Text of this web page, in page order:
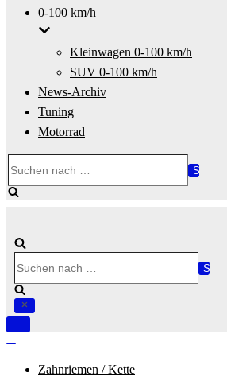
0-100 km/h
Kleinwagen 0-100 km/h
SUV 0-100 km/h
News-Archiv
Tuning
Motorrad
nach …
nach …
Navigation
Zahnriemen / Kette